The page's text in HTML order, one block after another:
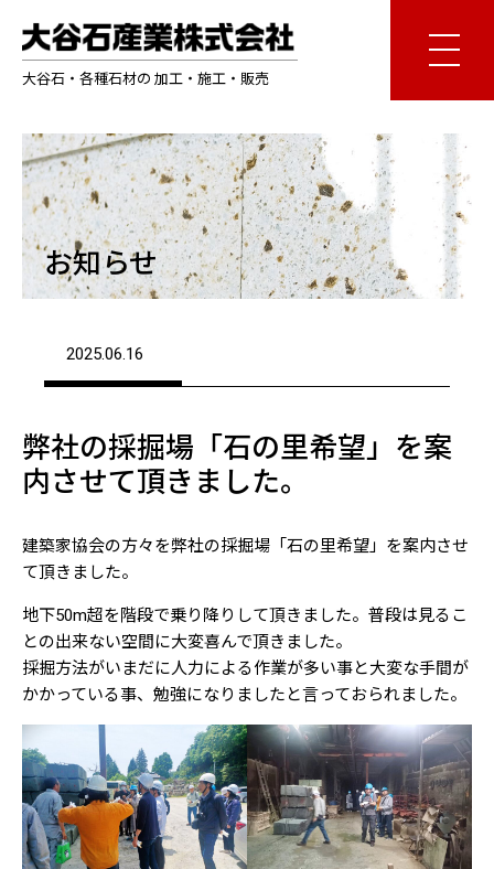
大谷石・各種石材の 加工・施工・販売
お知らせ
2025.06.16
弊社の採掘場「石の里希望」を案
内させて頂きました。
建築家協会の方々を弊社の採掘場「石の里希望」を案内させ
て頂きました。
地下50m超を階段で乗り降りして頂きました。普段は見るこ
との出来ない空間に大変喜んで頂きました。
採掘方法がいまだに人力による作業が多い事と大変な手間が
かかっている事、勉強になりましたと言っておられました。